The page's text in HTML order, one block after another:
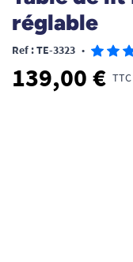
réglable
Ref : TE-3323 •
139,00 € TTC